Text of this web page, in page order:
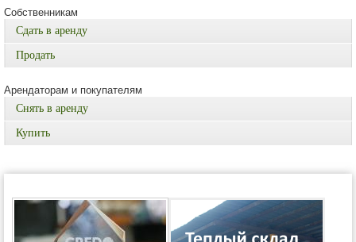
Собственникам
Сдать в аренду
Продать
Арендаторам и покупателям
Снять в аренду
Купить